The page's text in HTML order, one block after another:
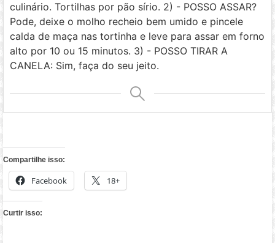
culinário. Tortilhas por pão sírio. 2) - POSSO ASSAR?
Pode, deixe o molho recheio bem umido e pincele
calda de maça nas tortinha e leve para assar em forno
alto por 10 ou 15 minutos. 3) - POSSO TIRAR A
CANELA: Sim, faça do seu jeito.
Compartilhe isso:
Facebook 18+
Curtir isso: